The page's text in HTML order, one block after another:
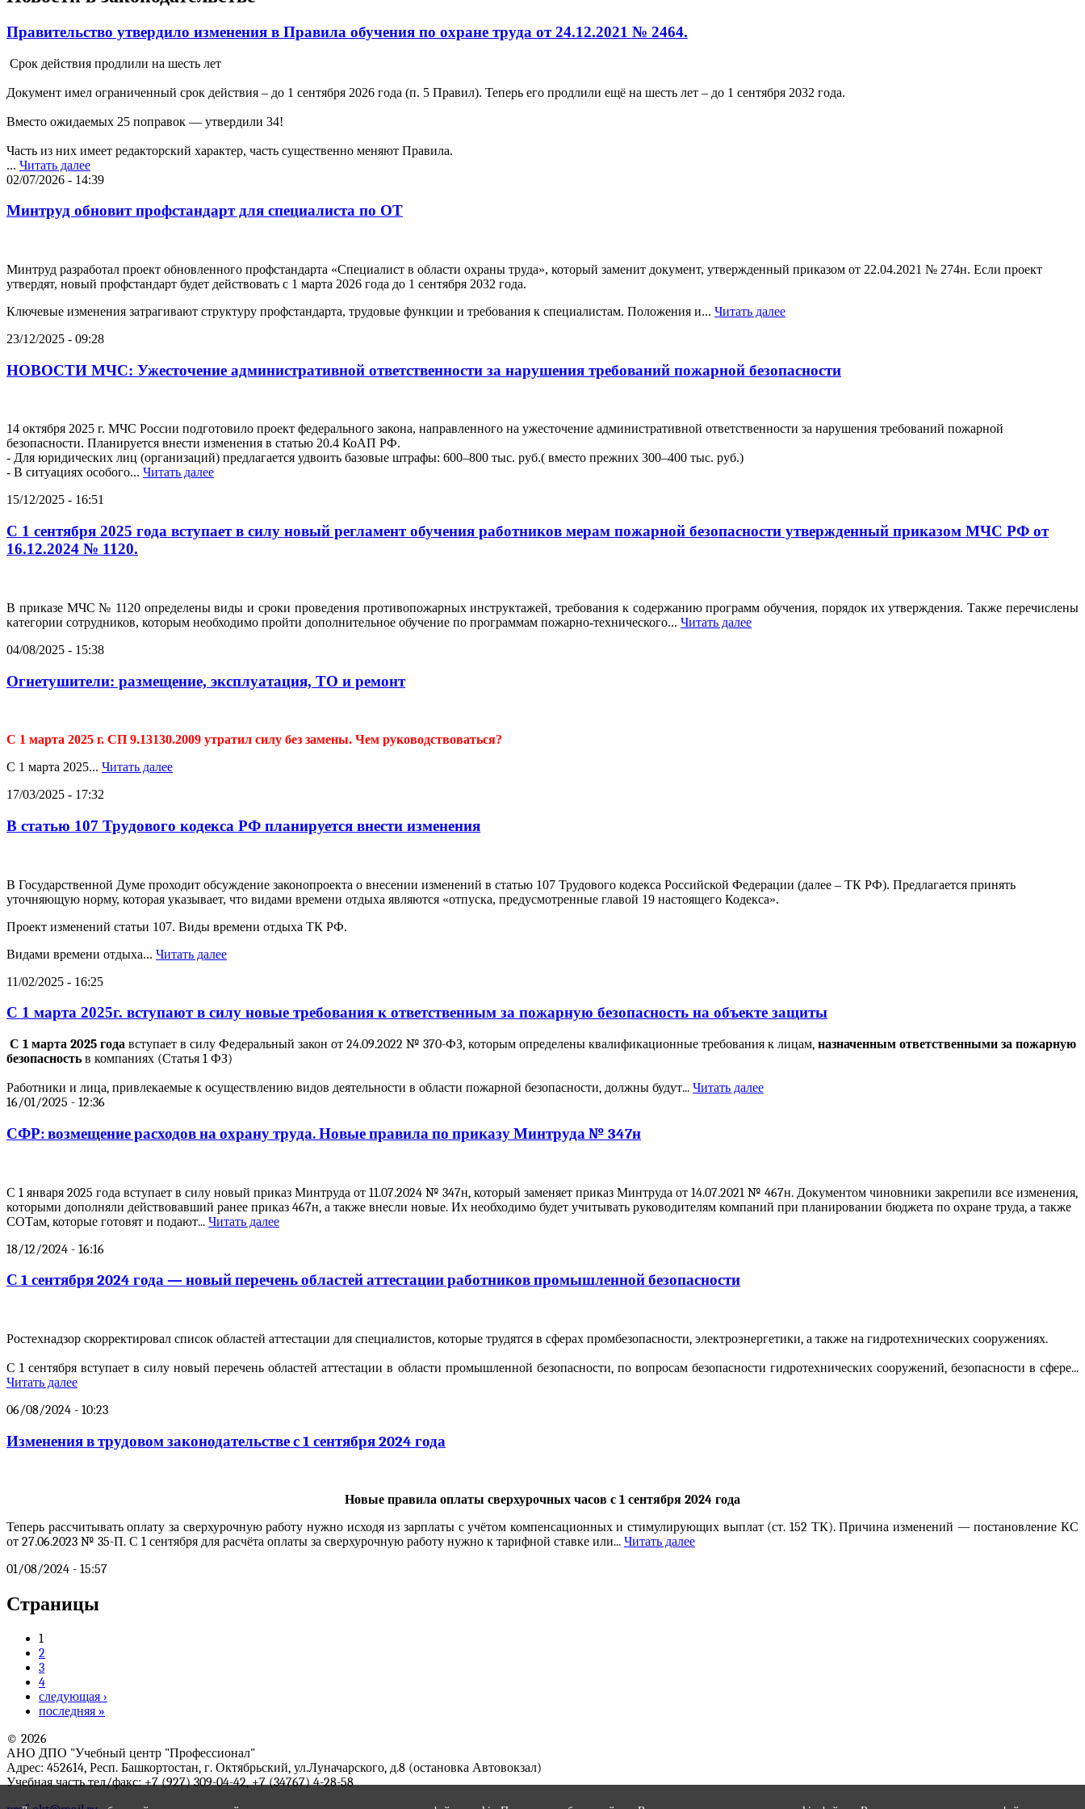
Правительство утвердило изменения в Правила обучения по охране труда от 24.12.2021 № 2464.
Срок действия продлили на шесть лет
Документ имел ограниченный срок действия – до 1 сентября 2026 года (п. 5 Правил). Теперь его продлили ещё на шесть лет – до 1 сентября 2032 года.
Вместо ожидаемых 25 поправок — утвердили 34!
Часть из них имеет редакторский характер, часть существенно меняют Правила.
... Читать далее
02/07/2026 - 14:39
Минтруд обновит профстандарт для специалиста по ОТ
Минтруд разработал проект обновленного профстандарта «Специалист в области охраны труда», который заменит документ, утвержденный приказом от 22.04.2021 № 274н. Если проект
утвердят, новый профстандарт будет действовать с 1 марта 2026 года до 1 сентября 2032 года.
Ключевые изменения затрагивают структуру профстандарта, трудовые функции и требования к специалистам. Положения и... Читать далее
23/12/2025 - 09:28
НОВОСТИ МЧС: Ужесточение административной ответственности за нарушения требований пожарной безопасности
14 октября 2025 г. МЧС России подготовило проект федерального закона, направленного на ужесточение административной ответственности за нарушения требований пожарной
безопасности. Планируется внести изменения в статью 20.4 КоАП РФ.
- Для юридических лиц (организаций) предлагается удвоить базовые штрафы: 600–800 тыс. руб.( вместо прежних 300–400 тыс. руб.)
- В ситуациях особого... Читать далее
15/12/2025 - 16:51
С 1 сентября 2025 года вступает в силу новый регламент обучения работников мерам пожарной безопасности утвержденный приказом МЧС РФ от
16.12.2024 № 1120.
В приказе МЧС № 1120 определены виды и сроки проведения противопожарных инструктажей, требования к содержанию программ обучения, порядок их утверждения. Также перечислены
категории сотрудников, которым необходимо пройти дополнительное обучение по программам пожарно-технического... Читать далее
04/08/2025 - 15:38
Огнетушители: размещение, эксплуатация, ТО и ремонт
С 1 марта 2025 г. СП 9.13130.2009 утратил силу без замены. Чем руководствоваться?
С 1 марта 2025... Читать далее
17/03/2025 - 17:32
В статью 107 Трудового кодекса РФ планируется внести изменения
В Государственной Думе проходит обсуждение законопроекта о внесении изменений в статью 107 Трудового кодекса Российской Федерации (далее – ТК РФ). Предлагается принять
уточняющую норму, которая указывает, что видами времени отдыха являются «отпуска, предусмотренные главой 19 настоящего Кодекса».
Проект изменений статьи 107. Виды времени отдыха ТК РФ.
Видами времени отдыха... Читать далее
11/02/2025 - 16:25
С 1 марта 2025г. вступают в силу новые требования к ответственным за пожарную безопасность на объекте защиты
С 1 марта 2025 года вступает в силу Федеральный закон от 24.09.2022 № 370-ФЗ, которым определены квалификационные требования к лицам, назначенным ответственными за пожарную
безопасность в компаниях (Статья 1 ФЗ)
Работники и лица, привлекаемые к осуществлению видов деятельности в области пожарной безопасности, должны будут... Читать далее
16/01/2025 - 12:36
СФР: возмещение расходов на охрану труда. Новые правила по приказу Минтруда № 347н
С 1 января 2025 года вступает в силу новый приказ Минтруда от 11.07.2024 № 347н, который заменяет приказ Минтруда от 14.07.2021 № 467н. Документом чиновники закрепили все изменения,
которыми дополняли действовавший ранее приказ 467н, а также внесли новые. Их необходимо будет учитывать руководителям компаний при планировании бюджета по охране труда, а также
СОТам, которые готовят и подают... Читать далее
18/12/2024 - 16:16
С 1 сентября 2024 года — новый перечень областей аттестации работников промышленной безопасности
Ростехнадзор скорректировал список областей аттестации для специалистов, которые трудятся в сферах промбезопасности, электроэнергетики, а также на гидротехнических сооружениях.
С 1 сентября вступает в силу новый перечень областей аттестации в области промышленной безопасности, по вопросам безопасности гидротехнических сооружений, безопасности в сфере...
Читать далее
06/08/2024 - 10:23
Изменения в трудовом законодательстве с 1 сентября 2024 года
Новые правила оплаты сверхурочных часов с 1 сентября 2024 года
Теперь рассчитывать оплату за сверхурочную работу нужно исходя из зарплаты с учётом компенсационных и стимулирующих выплат (ст. 152 ТК). Причина изменений — постановление КС
от 27.06.2023 № 35-П. С 1 сентября для расчёта оплаты за сверхурочную работу нужно к тарифной ставке или... Читать далее
01/08/2024 - 15:57
Страницы
1
2
3
4
следующая ›
последняя »
© 2026
АНО ДПО "Учебный центр "Профессионал"
Адрес: 452614, Респ. Башкортостан, г. Октябрьский, ул.Луначарского, д.8 (остановка Автовокзал)
Учебная часть тел/факс: +7 (927) 309-04-42, +7 (34767) 4-28-58